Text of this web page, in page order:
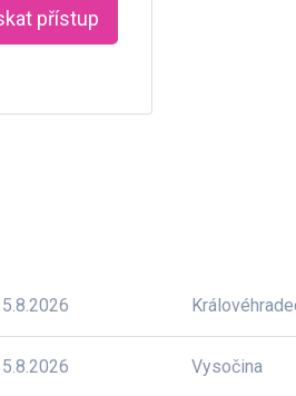
přístup
5.8.2026
5.8.2026 Vysočina